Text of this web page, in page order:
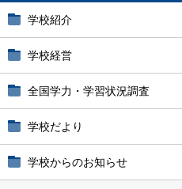
学校紹介
学校経営
全国学力・学習状況調査
学校だより
学校からのお知らせ